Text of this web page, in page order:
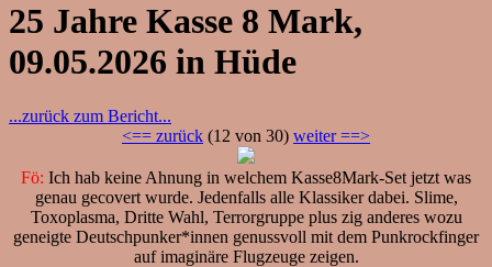
25 Jahre Kasse 8 Mark,
09.05.2026 in Hüde
...zurück zum Bericht...
<== zurück (12 von 30) weiter ==>
Fö: Ich hab keine Ahnung in welchem Kasse8Mark-Set jetzt was
genau gecovert wurde. Jedenfalls alle Klassiker dabei. Slime,
Toxoplasma, Dritte Wahl, Terrorgruppe plus zig anderes wozu
geneigte Deutschpunker*innen genussvoll mit dem Punkrockfinger
auf imaginäre Flugzeuge zeigen.